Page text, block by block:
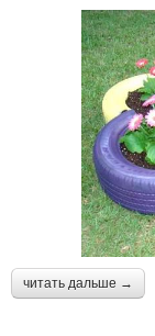
читать дальше →